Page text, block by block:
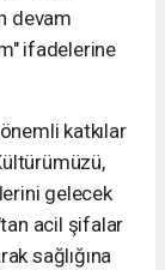
devam
ifadelerine
katkılar
gelecek
acil şifalar
sağlığına